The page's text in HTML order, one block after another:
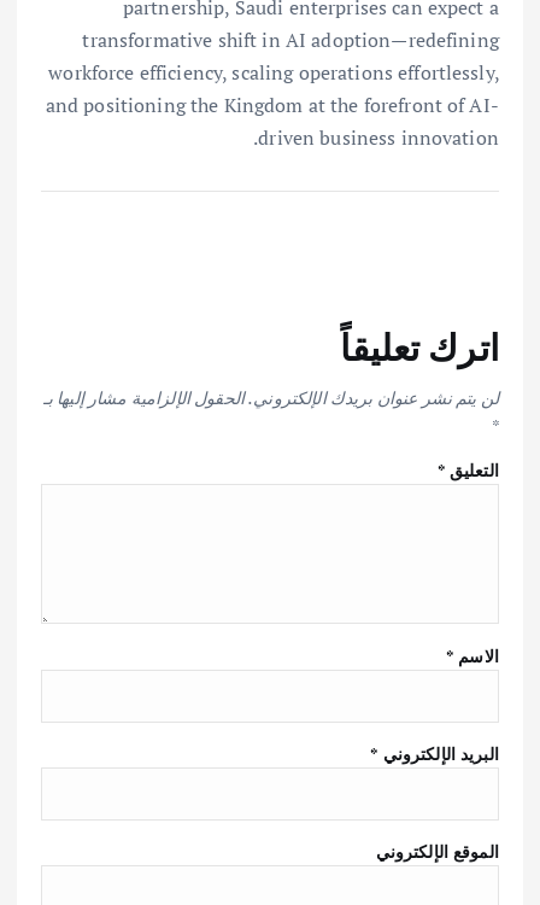
partnership, Saudi enterprises can expect a
transformative shift in AI adoption—redefining
workforce efficiency, scaling operations effortlessly,
and positioning the Kingdom at the forefront of AI-
driven business innovation.
اترك تعليقاً
لن يتم نشر عنوان بريدك الإلكتروني.الحقول الإلزامية مشار إليها بـ
*
التعليق*
الاسم *
البريد الإلكتروني *
الموقع الإلكتروني